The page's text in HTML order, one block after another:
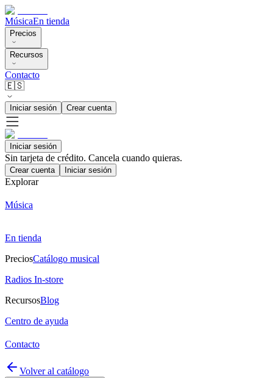
MúsicaEn tienda
Precios
Recursos
Contacto
🇪🇸
Iniciar sesión Crear cuenta
Iniciar sesión
Sin tarjeta de crédito. Cancela cuando quieras.
Crear cuenta Iniciar sesión
Explorar
Música
En tienda
PreciosCatálogo musical
Radios In-store
RecursosBlog
Centro de ayuda
Contacto
Volver al catálogo